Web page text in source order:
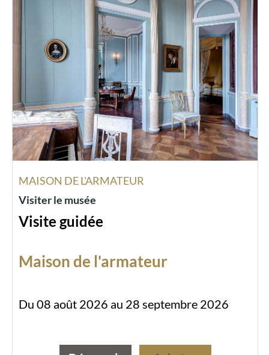
MAISON DE L'ARMATEUR
Visiter le musée
Visite guidée
Maison de l'armateur
Du 08 août 2026 au 28 septembre 2026